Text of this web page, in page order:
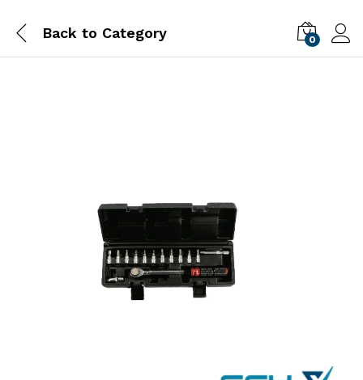
Back to Category 0